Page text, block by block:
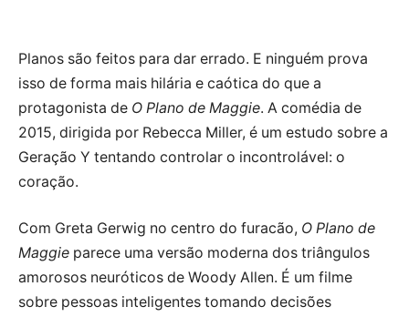
Planos são feitos para dar errado. E ninguém prova
isso de forma mais hilária e caótica do que a
protagonista de O Plano de Maggie. A comédia de
2015, dirigida por Rebecca Miller, é um estudo sobre a
Geração Y tentando controlar o incontrolável: o
coração.
Com Greta Gerwig no centro do furacão, O Plano de
Maggie parece uma versão moderna dos triângulos
amorosos neuróticos de Woody Allen. É um filme
sobre pessoas inteligentes tomando decisões